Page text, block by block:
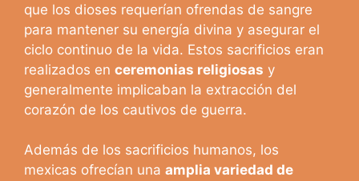
que los dioses requerían ofrendas de sangre
para mantener su energía divina y asegurar el
ciclo continuo de la vida. Estos sacrificios eran
realizados en ceremonias religiosas y
generalmente implicaban la extracción del
corazón de los cautivos de guerra.
Además de los sacrificios humanos, los
mexicas ofrecían una amplia variedad de